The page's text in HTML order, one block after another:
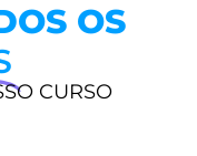
OS
CURSO